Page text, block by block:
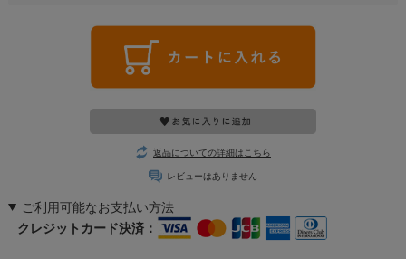
返品についての詳細はこちら
レビューはありません
ご利用可能なお支払い方法
クレジットカード決済：